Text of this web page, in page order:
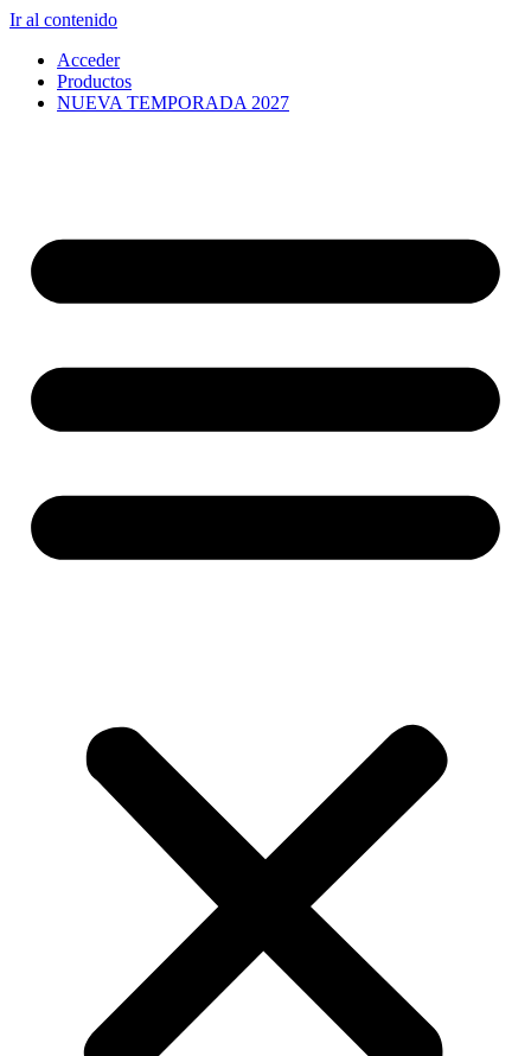
Ir al contenido
Acceder
Productos
NUEVA TEMPORADA 2027